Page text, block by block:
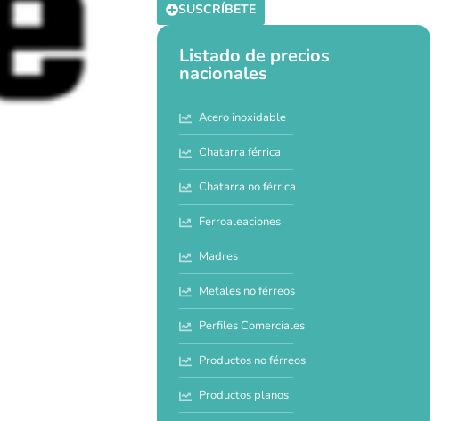
SUSCRÍBETE
Listado de precios
nacionales
Acero inoxidable
Chatarra férrica
Chatarra no férrica
Ferroaleaciones
Madres
Metales no férreos
Perfiles Comerciales
Productos no férreos
Productos planos